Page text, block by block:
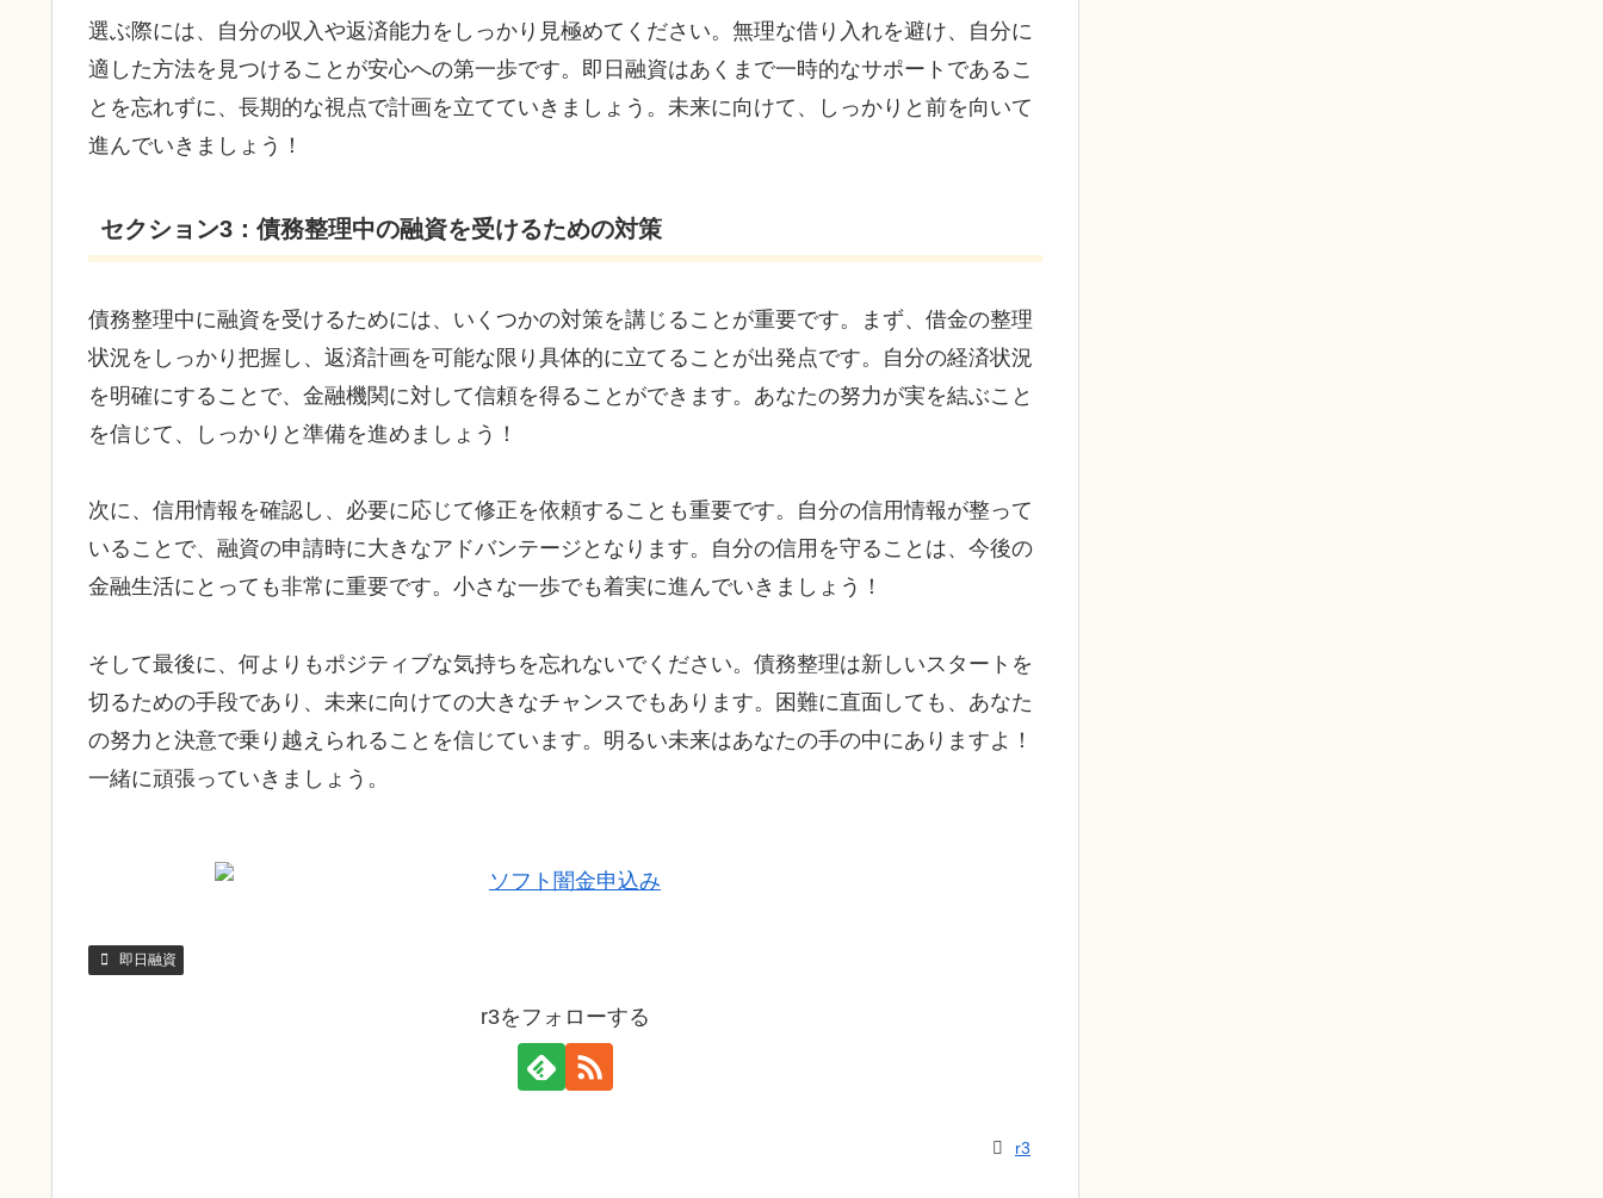
選ぶ際には、自分の収入や返済能力をしっかり見極めてください。無理な借り入れを避け、自分に
適した方法を見つけることが安心への第一歩です。即日融資はあくまで一時的なサポートであるこ
とを忘れずに、長期的な視点で計画を立てていきましょう。未来に向けて、しっかりと前を向いて
進んでいきましょう！
セクション3：債務整理中の融資を受けるための対策
債務整理中に融資を受けるためには、いくつかの対策を講じることが重要です。まず、借金の整理
状況をしっかり把握し、返済計画を可能な限り具体的に立てることが出発点です。自分の経済状況
を明確にすることで、金融機関に対して信頼を得ることができます。あなたの努力が実を結ぶこと
を信じて、しっかりと準備を進めましょう！
次に、信用情報を確認し、必要に応じて修正を依頼することも重要です。自分の信用情報が整って
いることで、融資の申請時に大きなアドバンテージとなります。自分の信用を守ることは、今後の
金融生活にとっても非常に重要です。小さな一歩でも着実に進んでいきましょう！
そして最後に、何よりもポジティブな気持ちを忘れないでください。債務整理は新しいスタートを
切るための手段であり、未来に向けての大きなチャンスでもあります。困難に直面しても、あなた
の努力と決意で乗り越えられることを信じています。明るい未来はあなたの手の中にありますよ！
一緒に頑張っていきましょう。
即日融資
r3をフォローする
r3